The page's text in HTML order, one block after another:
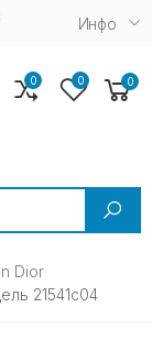
Инфо
0 0 0
Dior
21541c04